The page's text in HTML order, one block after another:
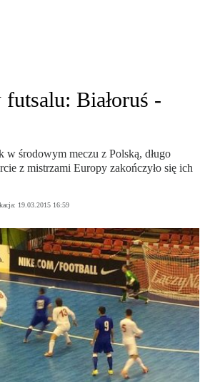
Białoruś -
w środowym meczu z Polską, długo
z mistrzami Europy zakończyło się ich
19.03.2015 16:59